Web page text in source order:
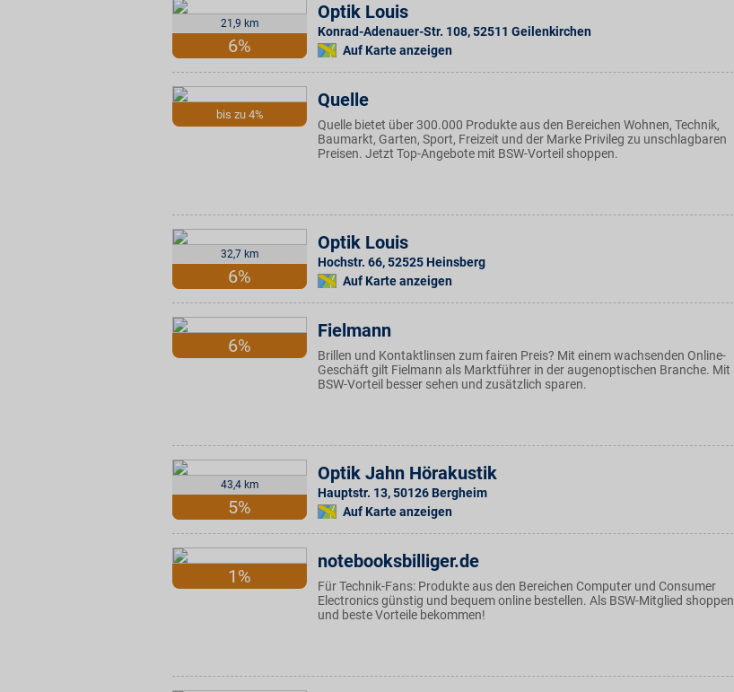
21,9 km
6%
Optik Louis
Konrad-Adenauer-Str. 108,52511 Geilenkirchen
Auf Karte anzeigen
bis zu 4%
Quelle
Quelle bietet über 300.000 Produkte aus den Bereichen Wohnen, Technik,
Baumarkt, Garten, Sport, Freizeit und der Marke Privileg zu unschlagbaren
Preisen. Jetzt Top-Angebote mit BSW-Vorteil shoppen.
32,7 km
6%
Optik Louis
Hochstr. 66,52525 Heinsberg
Auf Karte anzeigen
6%
Fielmann
Brillen und Kontaktlinsen zum fairen Preis? Mit einem wachsenden Online-
Geschäft gilt Fielmann als Marktführer in der augenoptischen Branche. Mit
BSW-Vorteil besser sehen und zusätzlich sparen.
43,4 km
5%
Optik Jahn Hörakustik
Hauptstr. 13,50126 Bergheim
Auf Karte anzeigen
1%
notebooksbilliger.de
Für Technik-Fans: Produkte aus den Bereichen Computer und Consumer
Electronics günstig und bequem online bestellen. Als BSW-Mitglied shoppen
und beste Vorteile bekommen!